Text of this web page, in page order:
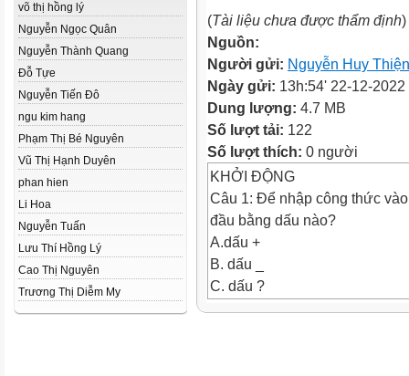
võ thị hồng lý
Nguyễn Ngọc Quân
Nguyễn Thành Quang
Đỗ Tựe
Nguyễn Tiến Đô
ngu kim hang
Phạm Thị Bé Nguyên
Vũ Thị Hạnh Duyên
phan hien
Li Hoa
Nguyễn Tuấn
Lưu Thí Hồng Lý
Cao Thị Nguyên
Trương Thị Diễm My
(Tài liệu chưa được thẩm định)
Nguồn:
Người gửi: Nguyễn Huy Thiện
Ngày gửi: 13h:54' 22-12-2022
Dung lượng: 4.7 MB
Số lượt tải: 122
Số lượt thích: 0 người
KHỞI ĐỘNG
Câu 1: Để nhập công thức
đầu bằng dấu nào?
A.dấu +
B. dấu _
C. dấu ?